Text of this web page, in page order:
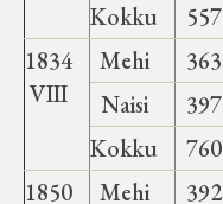
Kokku
557
1834
VIII
Mehi 363
Naisi
397
Kokku
760
1850
Mehi 392